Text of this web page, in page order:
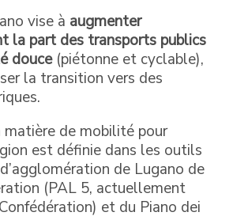
vise à augmenter
la part des transports publics
douce(piétonne et cyclable),
la transition vers des
matière de mobilité pour
est définie dans les outils
de Lugano de
(PAL 5, actuellement
et du Piano dei